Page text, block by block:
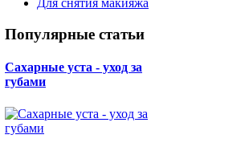
Для снятия макияжа
Популярные статьи
Сахарные уста - уход за
губами